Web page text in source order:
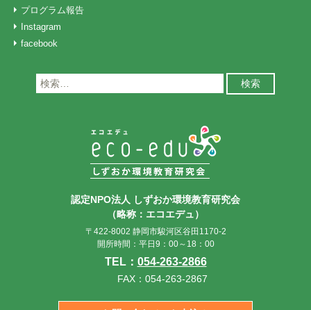
プログラム報告
Instagram
facebook
検
索:
認定NPO法人 しずおか環境教育研究会
（略称：エコエデュ）
〒422-8002 静岡市駿河区谷田1170-2
開所時間：平日9：00～18：00
TEL： 054-263-2866
FAX：054-263-2867